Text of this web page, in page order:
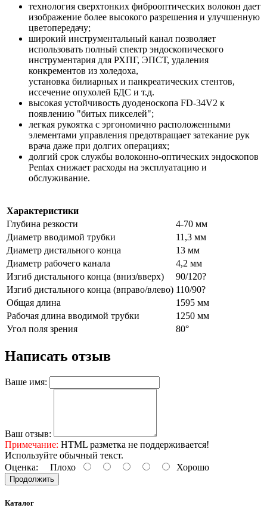
технология сверхтонких фиброоптических волокон дает
изображение более высокого разрешения и улучшенную
цветопередачу;
широкий инструментальный канал позволяет
использовать полный спектр эндоскопического
инструментария для РХПГ, ЭПСТ, удаления
конкрементов из холедоха,
установка билиарных и панкреатических стентов,
иссечение опухолей БДС и т.д.
высокая устойчивость дуоденоскопа FD-34V2 к
появлению "битых пикселей";
легкая рукоятка с эргономично расположенными
элементами управления предотвращает затекание рук
врача даже при долгих операциях;
долгий срок службы волоконно-оптических эндоскопов
Pentax снижает расходы на эксплуатацию и
обслуживание.
Характеристики
Глубина резкости
4-70 мм
Диаметр вводимой трубки
11,3 мм
Диаметр дистального конца
13 мм
Диаметр рабочего канала
4,2 мм
Изгиб дистального конца (вниз/вверх)
90/120?
Изгиб дистального конца (вправо/влево) 110/90?
Общая длина
1595 мм
Рабочая длина вводимой трубки
1250 мм
Угол поля зрения
80°
Написать отзыв
Ваше имя:
Ваш отзыв:
Примечание: HTML разметка не поддерживается!
Используйте обычный текст.
Оценка: Плохо Хорошо
Продолжить
Каталог